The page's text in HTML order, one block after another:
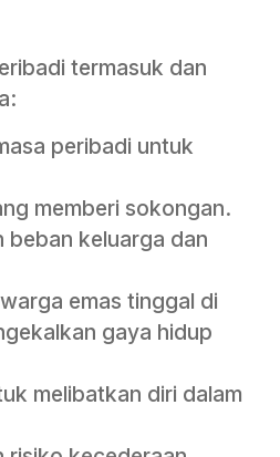
termasuk dan
peribadi untuk
memberi sokongan.
beban keluarga dan
emas tinggal di
gaya hidup
melibatkan diri dalam